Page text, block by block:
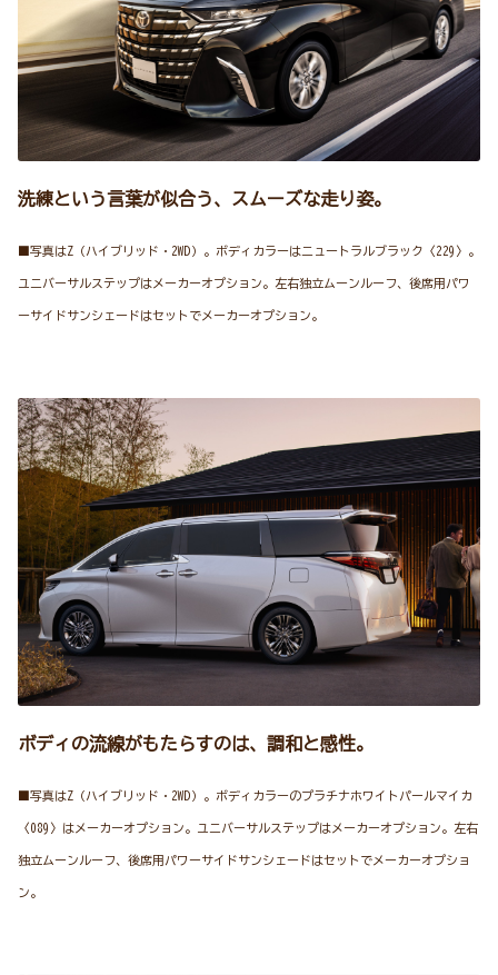
洗練という言葉が似合う、スムーズな走り姿。
■写真はZ（ハイブリッド・2WD）。ボディカラーはニュートラルブラック〈229〉。
ユニバーサルステップはメーカーオプション。左右独立ムーンルーフ、後席用パワ
ーサイドサンシェードはセットでメーカーオプション。
ボディの流線がもたらすのは、調和と感性。
■写真はZ（ハイブリッド・2WD）。ボディカラーのプラチナホワイトパールマイカ
〈089〉はメーカーオプション。ユニバーサルステップはメーカーオプション。左右
独立ムーンルーフ、後席用パワーサイドサンシェードはセットでメーカーオプショ
ン。